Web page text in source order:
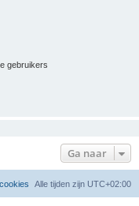
gebruikers
Ga naar
Alle tijden zijn UTC+02:00